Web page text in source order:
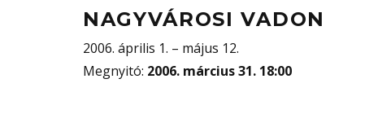
NAGYVÁROSI VADON
2006. április 1. – május 12.
Megnyitó: 2006. március 31. 18:00